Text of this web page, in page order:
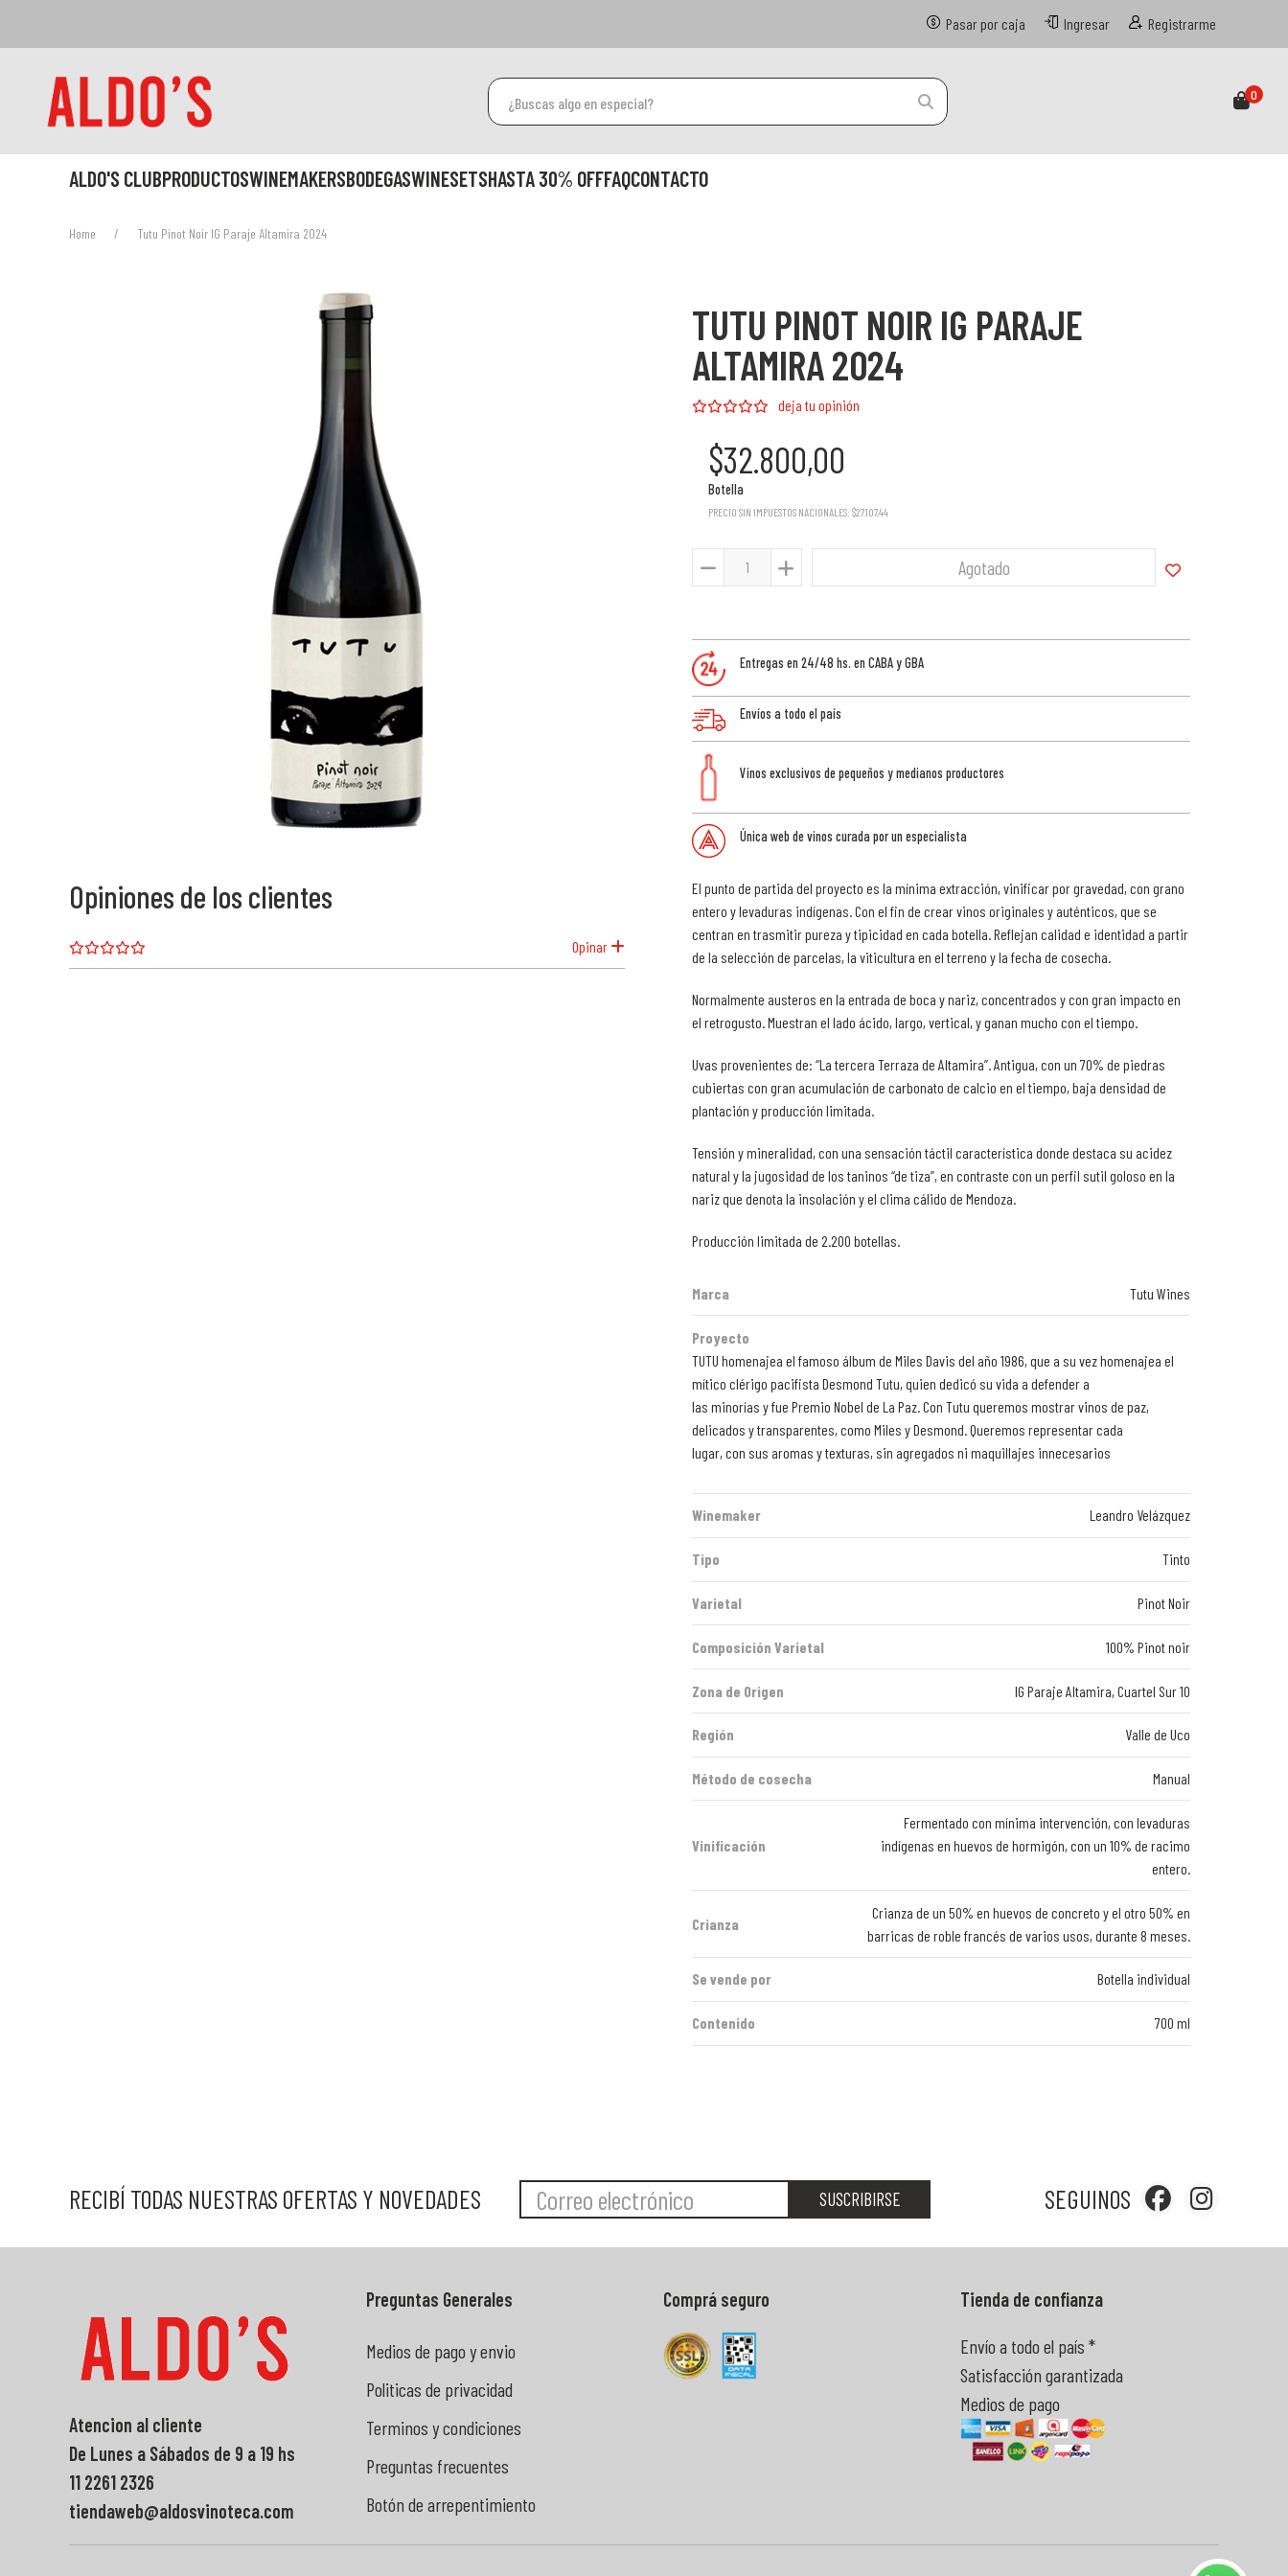
Pasar por caja Ingresar Registrarme
0
ALDO'S CLUBPRODUCTOSWINEMAKERSBODEGASWINESETSHASTA 30% OFFFAQCONTACTO
Home Tutu Pinot Noir IG Paraje Altamira 2024
Opiniones de los clientes
Opinar
TUTU PINOT NOIR IG PARAJE
ALTAMIRA 2024
deja tu opinión
$32.800,00
Botella
PRECIO SIN IMPUESTOS NACIONALES: $27.107,44
Agotado
Entregas en 24/48 hs. en CABA y GBA
Envíos a todo el país
Vinos exclusivos de pequeños y medianos productores
Única web de vinos curada por un especialista
El punto de partida del proyecto es la mínima extracción, vinificar por gravedad, con grano
entero y levaduras indígenas. Con el fin de crear vinos originales y auténticos, que se
centran en trasmitir pureza y tipicidad en cada botella. Reflejan calidad e identidad a partir
de la selección de parcelas, la viticultura en el terreno y la fecha de cosecha.
Normalmente austeros en la entrada de boca y nariz, concentrados y con gran impacto en
el retrogusto. Muestran el lado ácido, largo, vertical, y ganan mucho con el tiempo.
Uvas provenientes de: “La tercera Terraza de Altamira”. Antigua, con un 70% de piedras
cubiertas con gran acumulación de carbonato de calcio en el tiempo, baja densidad de
plantación y producción limitada.
Tensión y mineralidad, con una sensación táctil característica donde destaca su acidez
natural y la jugosidad de los taninos “de tiza”, en contraste con un perfil sutil goloso en la
nariz que denota la insolación y el clima cálido de Mendoza.
Producción limitada de 2.200 botellas.
Marca Tutu Wines
Proyecto
TUTU homenajea el famoso álbum de Miles Davis del año 1986, que a su vez homenajea el
mítico clérigo pacifista Desmond Tutu, quien dedicó su vida a defender a
las minorías y fue Premio Nobel de La Paz. Con Tutu queremos mostrar vinos de paz,
delicados y transparentes, como Miles y Desmond. Queremos representar cada
lugar, con sus aromas y texturas, sin agregados ni maquillajes innecesarios
Winemaker Leandro Velázquez
Tipo Tinto
Varietal Pinot Noir
Composición Varietal 100% Pinot noir
Zona de Origen IG Paraje Altamira, Cuartel Sur 10
Región Valle de Uco
Método de cosecha Manual
Vinificación
Fermentado con mínima intervención, con levaduras
indígenas en huevos de hormigón, con un 10% de racimo
entero.
Crianza
Crianza de un 50% en huevos de concreto y el otro 50% en
barricas de roble francés de varios usos, durante 8 meses.
Se vende por Botella individual
Contenido 700 ml
RECIBÍ TODAS NUESTRAS OFERTAS Y NOVEDADES SUSCRIBIRSE SEGUINOS
Atencion al cliente
De Lunes a Sábados de 9 a 19 hs
11 2261 2326
tiendaweb@aldosvinoteca.com
Preguntas Generales
Medios de pago y envio
Politicas de privacidad
Terminos y condiciones
Preguntas frecuentes
Botón de arrepentimiento
Comprá seguro Tienda de confianza
Envío a todo el país *
Satisfacción garantizada
Medios de pago